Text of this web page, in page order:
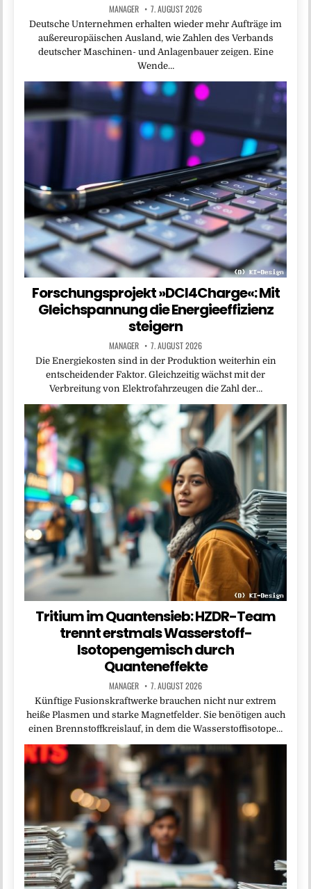
MANAGER 7. AUGUST 2026
Deutsche Unternehmen erhalten wieder mehr Aufträge im
außereuropäischen Ausland, wie Zahlen des Verbands
deutscher Maschinen- und Anlagenbauer zeigen. Eine
Wende…
Forschungsprojekt »DCI4Charge«: Mit
Gleichspannung die Energieeffizienz
steigern
MANAGER 7. AUGUST 2026
Die Energiekosten sind in der Produktion weiterhin ein
entscheidender Faktor. Gleichzeitig wächst mit der
Verbreitung von Elektrofahrzeugen die Zahl der…
Tritium im Quantensieb: HZDR-Team
trennt erstmals Wasserstoff-
Isotopengemisch durch
Quanteneffekte
MANAGER 7. AUGUST 2026
Künftige Fusionskraftwerke brauchen nicht nur extrem
heiße Plasmen und starke Magnetfelder. Sie benötigen auch
einen Brennstoffkreislauf, in dem die Wasserstoffisotope…